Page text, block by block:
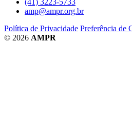
(41) 3223-5733
amp@ampr.org.br
Política de Privacidade Preferência de
© 2026 AMPR